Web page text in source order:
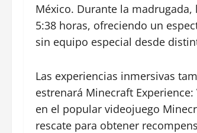
México. Durante la madrugada,
5:38 horas, ofreciendo un
sin equipo especial desde
Las experiencias inmersivas
estrenará Minecraft
en el popular videojuego
rescate para obtener